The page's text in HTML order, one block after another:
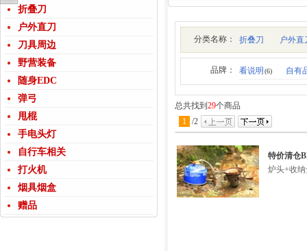
折叠刀
户外直刀
刀具周边
野营装备
随身EDC
弹弓
甩棍
手电头灯
自行车相关
打火机
烟具烟盒
赠品
分类名称： 折叠刀 户外直
品牌： 看说明 (6) 自有
总共找到 29个商品
1 /2
特价清仓
炉头+收